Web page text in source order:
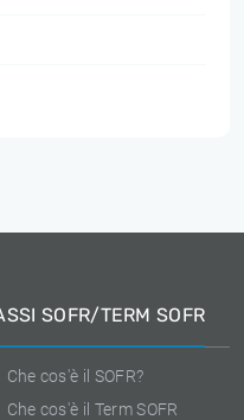
SOFR/TERM SOFR
Che cos'è il SOFR?
Che cos'è il Term SOFR